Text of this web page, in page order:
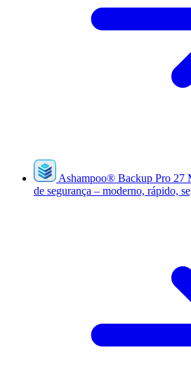
Ashampoo® Backup Pro 27
de segurança – moderno, rápido,